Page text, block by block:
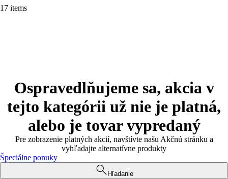
17 items
Ospravedlňujeme sa, akcia v
tejto kategórii už nie je platná,
alebo je tovar vypredaný
Pre zobrazenie platných akcií, navštívte našu Akčnú stránku a
vyhľadajte alternatívne produkty
Špeciálne ponuky
Hľadanie